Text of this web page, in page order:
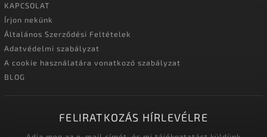
KAPCSOLAT
Írjon nekünk
Általános Szerződési Feltételek
Adatvédelmi szabályzat
A cookie használatára vonatkozó szabályzat
BLOG
FELIRATKOZÁS HÍRLEVÉLRE